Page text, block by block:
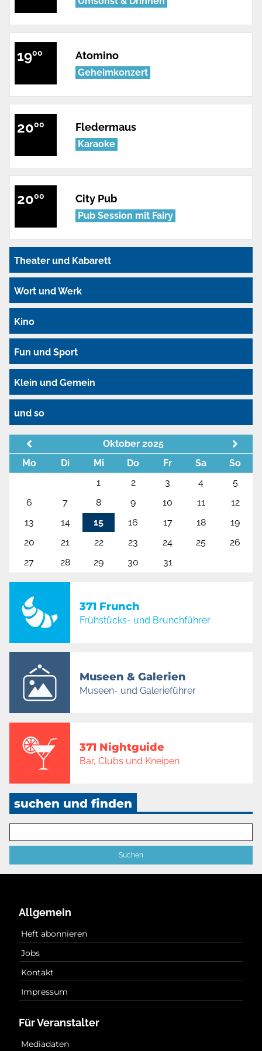
1900 Atomino
Geheimkonzert
2000 Fledermaus
Karaoke
2000 City Pub
Pub Session mit Fairy
Theater und Kabarett
Wort und Werk
Kino
Fun und Sport
Klein und Gemein
und so
Oktober 2025
Mo
Di Mi Do Fr Sa
So
1
2 3 4
5
6
7 8 9 10 11
12
13
14 15 16 17 18
19
20
21 22 23 24 25
26
27
28 29 30 31
371 Frunch
Frühstücks- und Brunchführer
Museen & Galerien
Museen- und Galerieführer
371 Nightguide
Bar, Clubs und Kneipen
suchen und finden
Allgemein
Heft abonnieren
Jobs
Kontakt
Impressum
Für Veranstalter
Mediadaten